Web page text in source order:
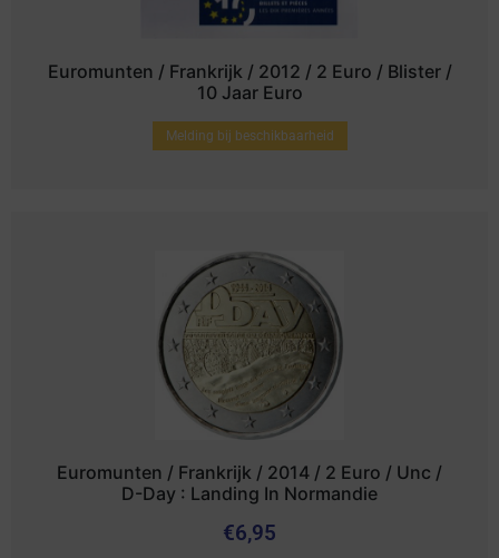
Euromunten / Frankrijk / 2012 / 2 Euro / Blister /
10 Jaar Euro
Melding bij beschikbaarheid
Euromunten / Frankrijk / 2014 / 2 Euro / Unc /
D-Day : Landing In Normandie
€6,95